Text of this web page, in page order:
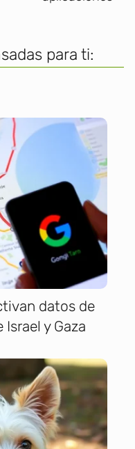
para ti:
datos de
y Gaza